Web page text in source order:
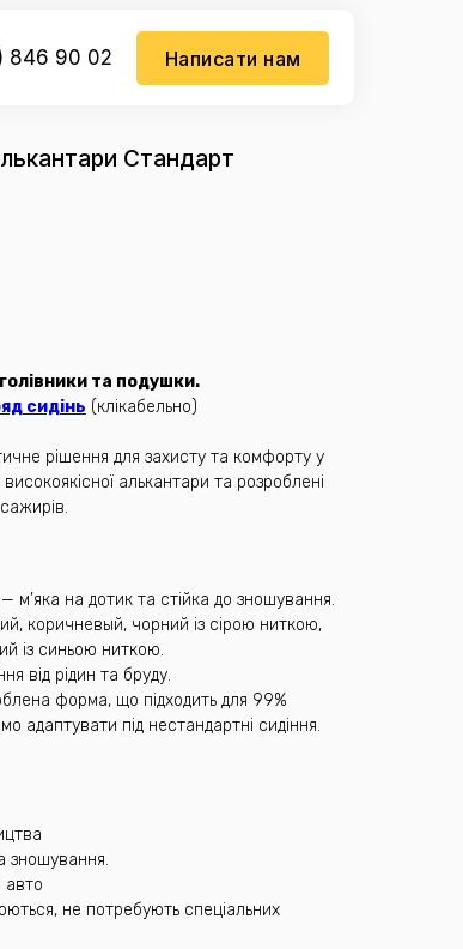
846 90 02 Написати нам
Стандарт
та подушки.
сидінь (клікабельно)
рішення для захисту та комфорту у
алькантари та розроблені
м’яка на дотик та стійка до зношування.
коричневый, чорний із сірою ниткою,
із синьою ниткою.
від рідин та бруду.
форма, що підходить для 99%
адаптувати під нестандартні сидіння.
зношування.
авто
не потребують спеціальних